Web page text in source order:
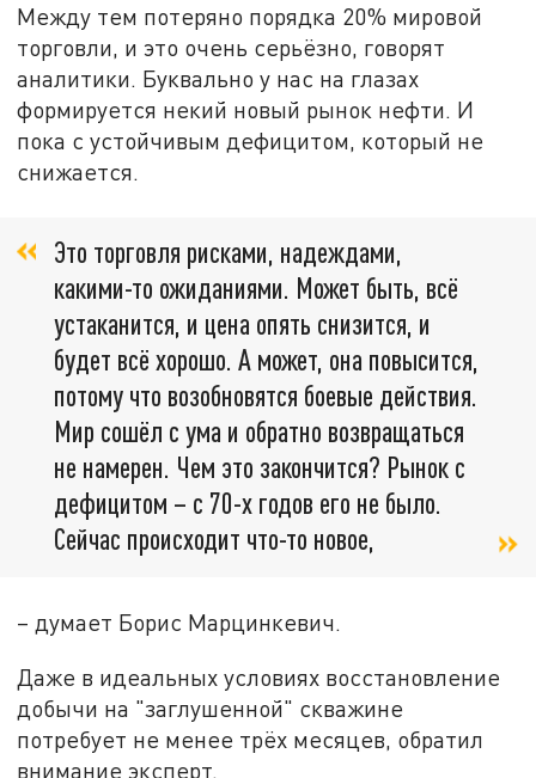
Между тем потеряно порядка 20% мировой
торговли, и это очень серьёзно, говорят
аналитики. Буквально у нас на глазах
формируется некий новый рынок нефти. И
пока с устойчивым дефицитом, который не
снижается.
Это торговля рисками, надеждами,
какими-то ожиданиями. Может быть, всё
устаканится, и цена опять снизится, и
будет всё хорошо. А может, она повысится,
потому что возобновятся боевые действия.
Мир сошёл с ума и обратно возвращаться
не намерен. Чем это закончится? Рынок с
дефицитом – с 70-х годов его не было.
Сейчас происходит что-то новое,
– думает Борис Марцинкевич.
Даже в идеальных условиях восстановление
добычи на "заглушенной" скважине
потребует не менее трёх месяцев, обратил
внимание эксперт.